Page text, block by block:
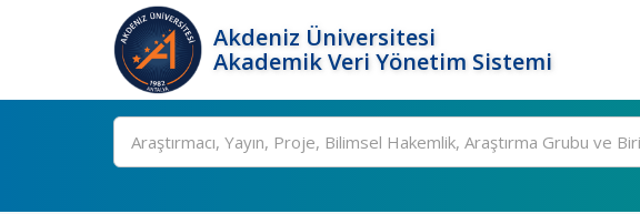
Akdeniz Üniversitesi
Akademik Veri Yönetim Sistemi
Ara